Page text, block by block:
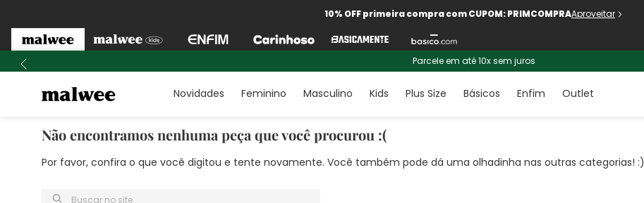
10% OFF primeira compra com CUPOM: PRIMCOMPRAAproveitar
Parcele em até 10x sem juros
Novidades Feminino Masculino Kids Plus Size Básicos Enfim Outlet
Não encontramos nenhuma peça que você procurou :(
Por favor, confira o que você digitou e tente novamente. Você também pode dá uma olhadinha nas outras categorias! :)
Buscar no site